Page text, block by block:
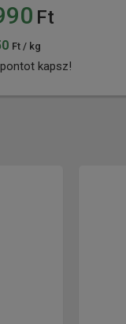
Ft
Ft / kg
kapsz!